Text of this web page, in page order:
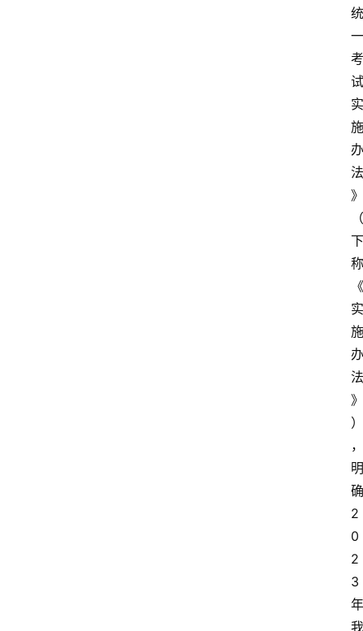
统
一
考
试
实
施
办
法
》
（
下
称
《
实
施
办
法
》
）
，
明
确
2
0
2
3
年
我